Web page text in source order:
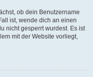
ob dein Benutzername
ist, wende dich an einen
nicht gesperrt wurdest. Es ist
mit der Website vorliegt,